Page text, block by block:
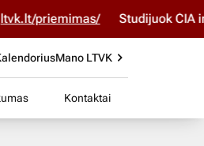
Studijuok ČIA ir
Mano LTVK
Kontaktai